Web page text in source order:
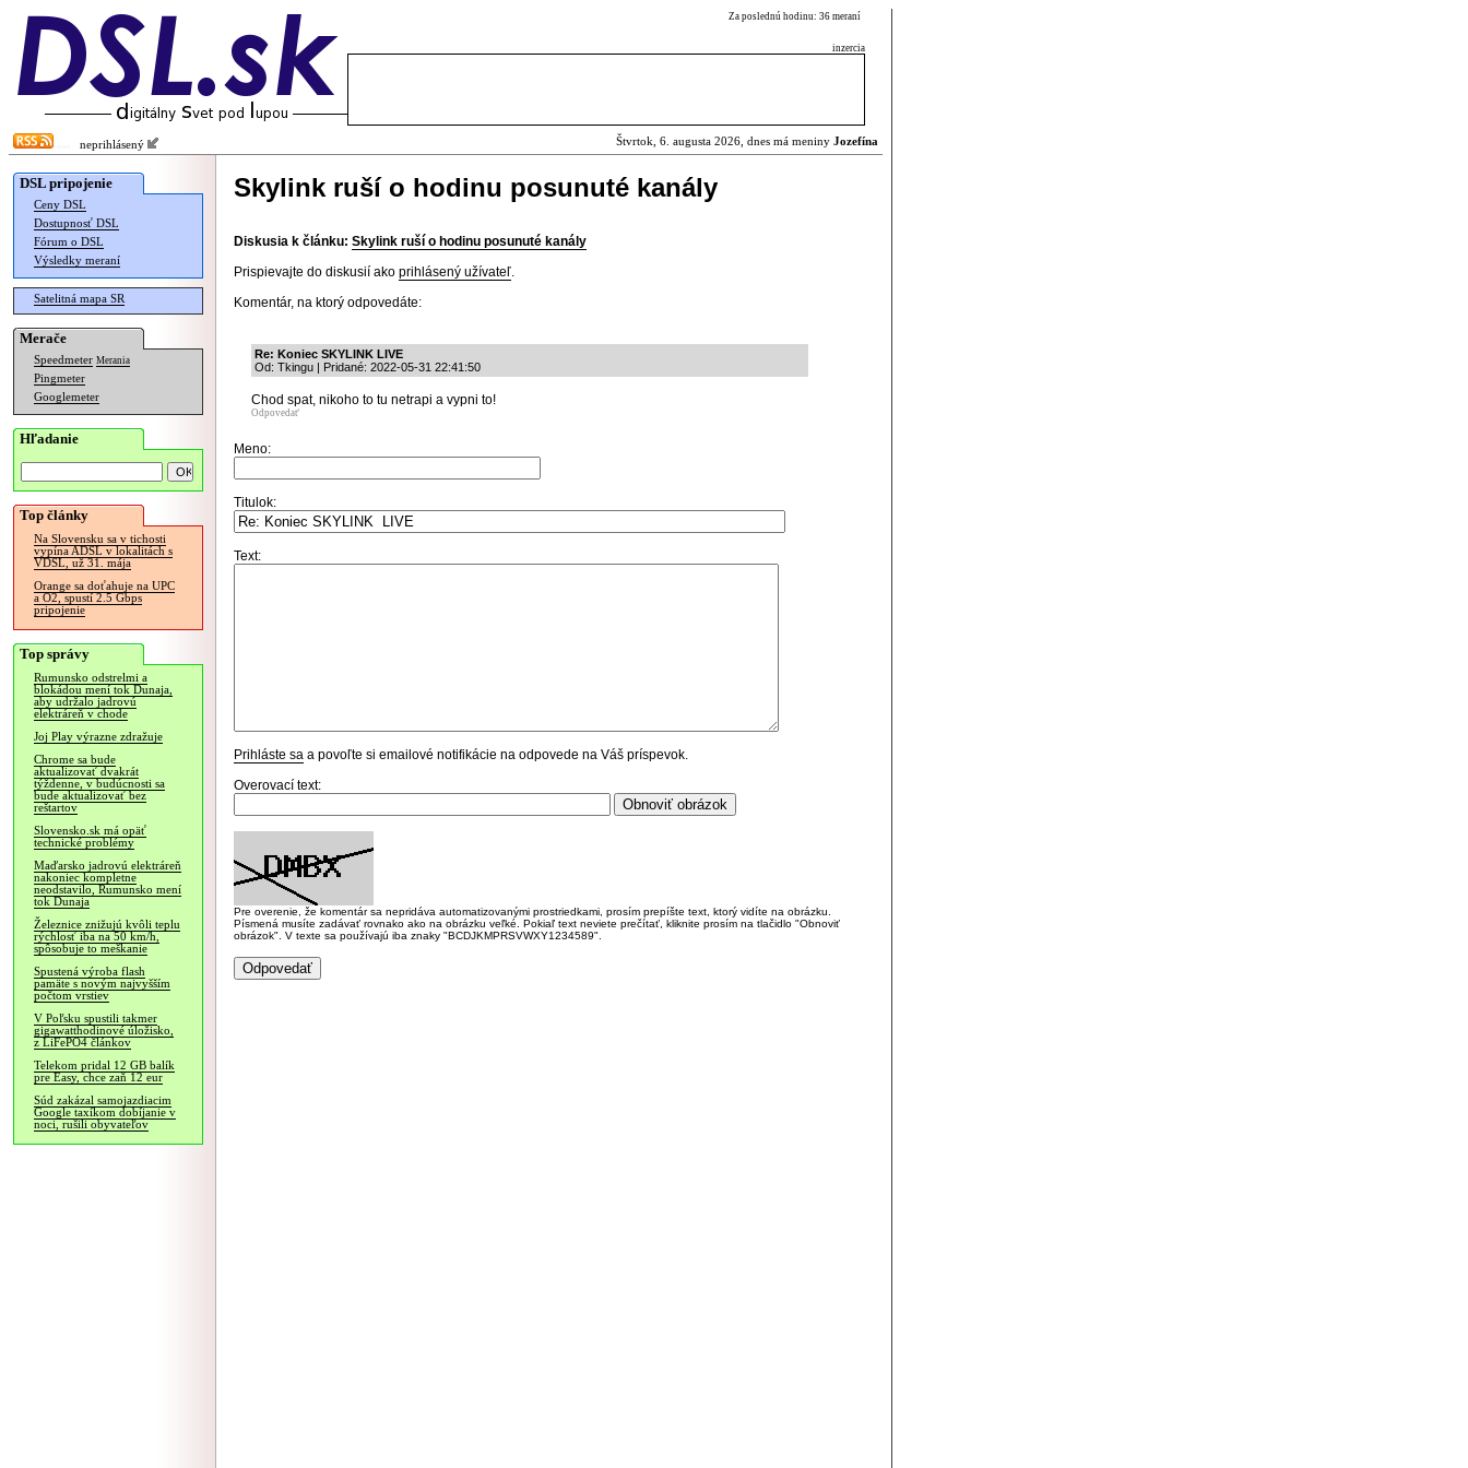
Za poslednú hodinu: 36 meraní
inzercia
neprihlásený Štvrtok, 6. augusta 2026, dnes má meniny Jozefína
DSL pripojenie
Ceny DSL
Dostupnosť DSL
Fórum o DSL
Výsledky meraní
Satelitná mapa SR
Merače
Speedmeter Merania
Pingmeter
Googlemeter
Hľadanie
Top články
Na Slovensku sa v tichosti
vypína ADSL v lokalitách s
VDSL, už 31. mája
Orange sa doťahuje na UPC
a O2, spustí 2.5 Gbps
pripojenie
Top správy
Rumunsko odstrelmi a
blokádou mení tok Dunaja,
aby udržalo jadrovú
elektráreň v chode
Joj Play výrazne zdražuje
Chrome sa bude
aktualizovať dvakrát
týždenne, v budúcnosti sa
bude aktualizovať bez
reštartov
Slovensko.sk má opäť
technické problémy
Maďarsko jadrovú elektráreň
nakoniec kompletne
neodstavilo, Rumunsko mení
tok Dunaja
Železnice znižujú kvôli teplu
rýchlosť iba na 50 km/h,
spôsobuje to meškanie
Spustená výroba flash
pamäte s novým najvyšším
počtom vrstiev
V Poľsku spustili takmer
gigawatthodinové úložisko,
z LiFePO4 článkov
Telekom pridal 12 GB balík
pre Easy, chce zaň 12 eur
Súd zakázal samojazdiacim
Google taxíkom dobíjanie v
noci, rušili obyvateľov
Skylink ruší o hodinu posunuté kanály
Diskusia k článku: Skylink ruší o hodinu posunuté kanály
Prispievajte do diskusií ako prihlásený užívateľ.
Komentár, na ktorý odpovedáte:
Re: Koniec SKYLINK LIVE
Od: Tkingu | Pridané: 2022-05-31 22:41:50
Chod spat, nikoho to tu netrapi a vypni to!
Odpovedať
Meno:
Titulok:
Text:
Prihláste sa a povoľte si emailové notifikácie na odpovede na Váš príspevok.
Overovací text:
Pre overenie, že komentár sa nepridáva automatizovanými prostriedkami, prosím prepíšte text, ktorý vidíte na obrázku.
Písmená musíte zadávať rovnako ako na obrázku veľké. Pokiaľ text neviete prečítať, kliknite prosím na tlačidlo "Obnoviť
obrázok". V texte sa používajú iba znaky "BCDJKMPRSVWXY1234589".